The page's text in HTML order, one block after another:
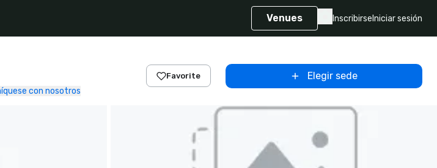
Venues Inscribirse Iniciar sesión
con nosotros
Favorite Elegir sede